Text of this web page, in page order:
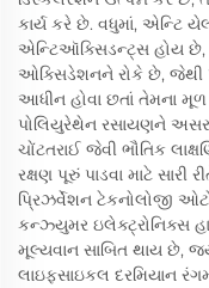
કાર્ય કરે છે. વધુમાં, એન્ટિ
એન્ટિઑક્સિડન્ટ્સ હોય છે,
ઓક્સિડેશનને રોકે છે, જેથી
આધીન હોવા છતાં તેમના
પોલિયુરેથેન રસાયણને અસર
ચોંટતરાઈ જેવી ભૌતિક
રક્ષણ પૂરું પાડવા માટે
પ્રિઝર્વેશન ટેકનોલોજી
કન્ઝ્યુમર ઇલેક્ટ્રોનિક્સ
મૂલ્યવાન સાબિત થાય છે,
લાઇફસાઇકલ દરમિયાન